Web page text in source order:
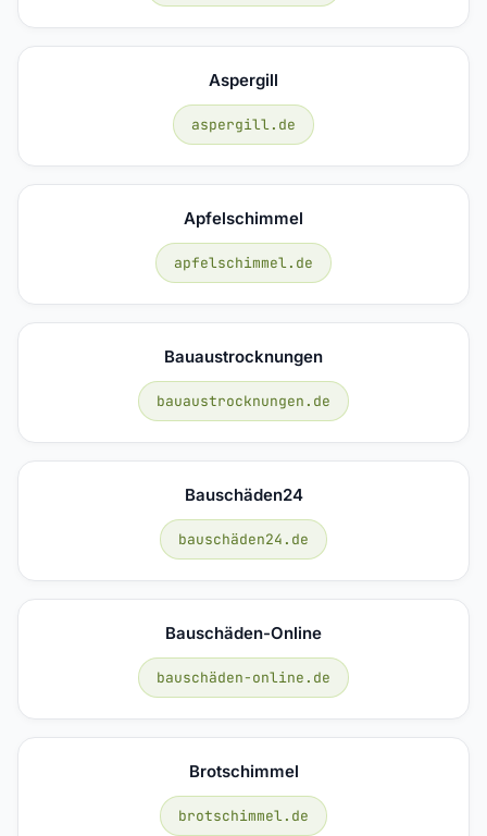
Aspergill
aspergill.de
Apfelschimmel
apfelschimmel.de
Bauaustrocknungen
bauaustrocknungen.de
Bauschäden24
bauschäden24.de
Bauschäden-Online
bauschäden-online.de
Brotschimmel
brotschimmel.de